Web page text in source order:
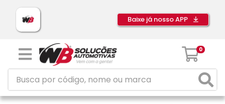
Baixe já nosso APP
0